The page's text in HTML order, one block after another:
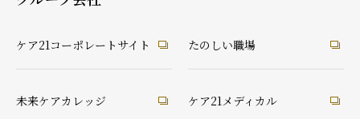
実の父
実の母 義理の父
知人・友人
ケアマネ・介護・医療関係者
要求に対しては、遅滞なく対応してまいります。
き、本人に同意なく個人情報を第三者に提供することはありま
せん。
当社は、個人情報の取扱いに関して、顧客等からの相談や苦情
ケア21コーポレートサイト たのしい職場
未来ケアカレッジ ケア21メディカル